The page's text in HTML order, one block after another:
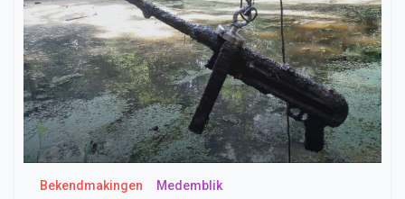
Bekendmakingen Medemblik